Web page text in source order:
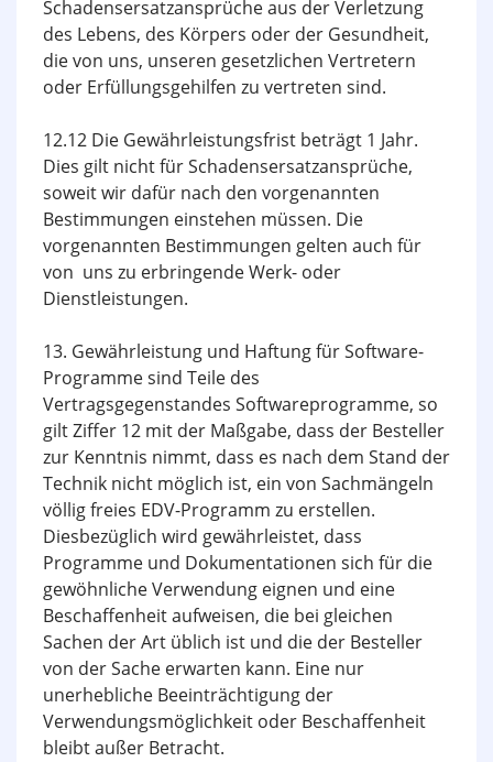
Schadensersatzansprüche aus der Verletzung
des Lebens, des Körpers oder der Gesundheit,
die von uns, unseren gesetzlichen Vertretern
oder Erfüllungsgehilfen zu vertreten sind.
12.12 Die Gewährleistungsfrist beträgt 1 Jahr.
Dies gilt nicht für Schadens­ersatzansprüche,
soweit wir dafür nach den vorgenannten
Bestimmungen einstehen müssen. Die
vorgenannten Bestimmungen gelten auch für
von uns zu erbringende Werk- oder
Dienstleistungen.
13. Gewährleistung und Haftung für Software-
Programme sind Teile des
Vertragsgegenstandes Softwareprogramme, so
gilt Ziffer 12 mit der Maßgabe, dass der Besteller
zur Kenntnis nimmt, dass es nach dem Stand der
Technik nicht möglich ist, ein von Sachmängeln
völlig freies EDV-Programm zu erstellen.
Diesbezüglich wird gewährleistet, dass
Programme und Dokumentationen sich für die
gewöhnliche Verwendung eignen und eine
Beschaffenheit aufweisen, die bei gleichen
Sachen der Art üblich ist und die der Besteller
von der Sache erwarten kann. Eine nur
unerhebliche Beeinträchtigung der
Verwendungs­möglichkeit oder Beschaffenheit
bleibt außer Betracht.